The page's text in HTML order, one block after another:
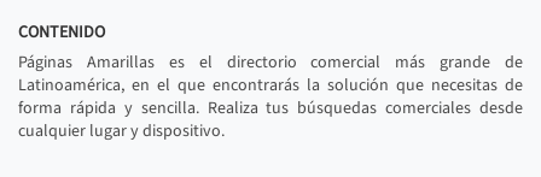
CONTENIDO
Páginas Amarillas es el directorio comercial más grande de
Latinoamérica, en el que encontrarás la solución que necesitas de
forma rápida y sencilla. Realiza tus búsquedas comerciales desde
cualquier lugar y dispositivo.